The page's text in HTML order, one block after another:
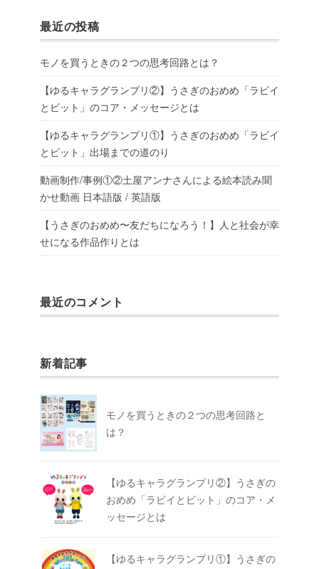
最近の投稿
モノを買うときの２つの思考回路とは？
【ゆるキャラグランプリ②】うさぎのおめめ「ラビイ
とビット」のコア・メッセージとは
【ゆるキャラグランプリ①】うさぎのおめめ「ラビイ
とビット」出場までの道のり
動画制作/事例①②土屋アンナさんによる絵本読み聞
かせ動画 日本語版 / 英語版
【うさぎのおめめ〜友だちになろう！】人と社会が幸
せになる作品作りとは
最近のコメント
新着記事
モノを買うときの２つの思考回路と
は？
【ゆるキャラグランプリ②】うさぎの
おめめ「ラビイとビット」のコア・メ
ッセージとは
【ゆるキャラグランプリ①】うさぎの